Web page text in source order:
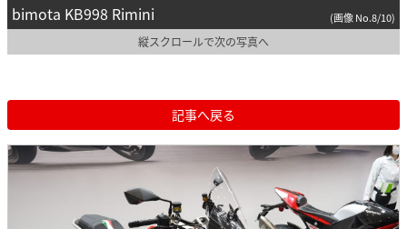
bimota KB998 Rimini (画像 No.8/10)
縦スクロールで次の写真へ
記事へ戻る